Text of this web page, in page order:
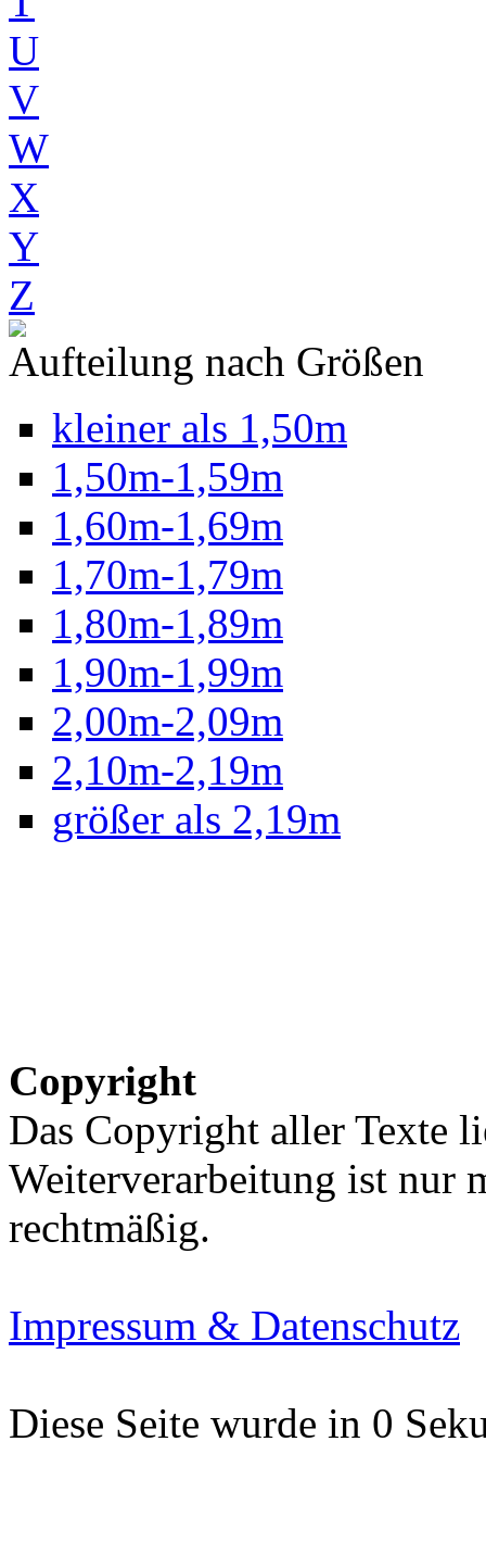
U
V
W
X
Y
Z
Aufteilung nach Größen
kleiner als 1,50m
1,50m-1,59m
1,60m-1,69m
1,70m-1,79m
1,80m-1,89m
1,90m-1,99m
2,00m-2,09m
2,10m-2,19m
größer als 2,19m
Copyright
Das Copyright aller Texte
Weiterverarbeitung ist nur
rechtmäßig.
Impressum & Datenschutz
Diese Seite wurde in 0